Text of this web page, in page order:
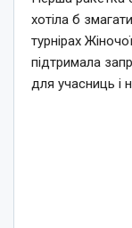
хотіла б
турнірах
підтримала
для учасниць і